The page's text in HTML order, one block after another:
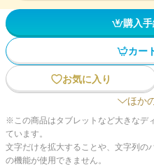
購入
カー
お気に入り
ほか
※この商品はタブレットなど大きなデ
ています。
文字だけを拡大することや、文字列の
の機能が使用できません。